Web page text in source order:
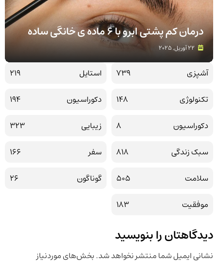
درمان کم پشتی ابرو با 6 ماده ی خانگی ساده
22 آوریل, 2025
آشپزی 739 استایل
219
تکنولوژی
148 دکوراسیون
194
دکوراسیون
8 زیبایی
323
سبک زندگی
818 سفر
166
سلامت
505 گوناگون
26
موفقیت
183
دیدگاهتان را بنویسید
نشانی ایمیل شما منتشر نخواهد شد.بخش‌های موردنیاز